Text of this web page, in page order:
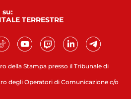
della Stampa presso il Tribunale di
degli Operatori di Comunicazione c/o
su:
TERRESTRE